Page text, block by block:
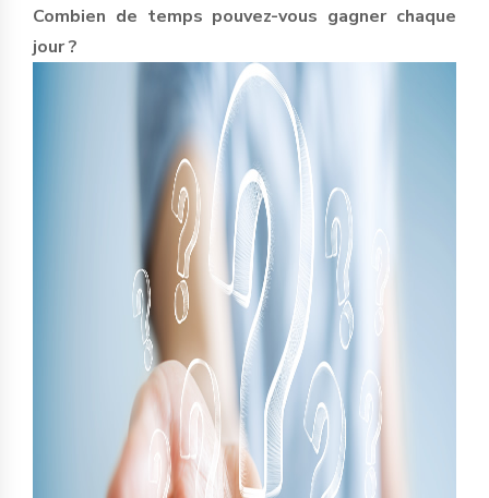
Combien de temps pouvez-vous gagner chaque
jour ?